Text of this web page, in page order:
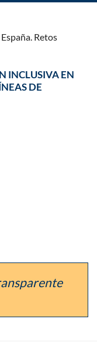
Retos
INCLUSIVA EN
DE